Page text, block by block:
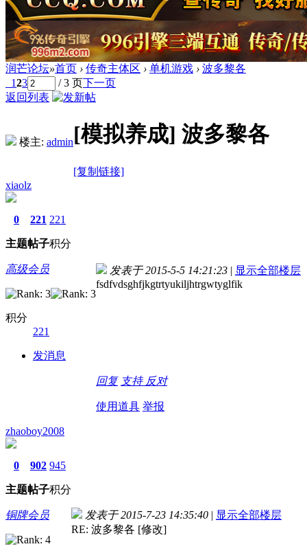
润芒论坛»首页 › 传奇主体区 › 单机游戏 › 波多黎各
123 / 3 页下一页
返回列表
楼主: admin[模拟养成] 波多黎各
[复制链接]
xiaolz
0
主题
221
帖子
221
积分
高级会员
积分
221
发消息
发表于 2015-5-5 14:21:23 | 显示全部楼层
fsdfvdsghfjkgtrtyukiljhtrgwtyglfik
回复 支持 反对
使用道具 举报
zhaoboy2008
0
主题
902
帖子
945
积分
铜牌会员 发表于 2015-7-23 14:35:40 | 显示全部楼层
RE: 波多黎各 [修改]